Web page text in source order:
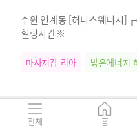
수원 인계동 [허니스웨디시]
힐링시간※
마사지갑 리아 밝은에너지
전체 홈